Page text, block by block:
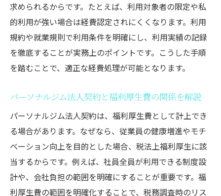
求められるからです。たとえば、利用対象者の限定や私
的利用が強い場合は経費認定されにくくなります。利用
規約や就業規則で利用条件を明確にし、利用実績の記録
を徹底することが実務上のポイントです。こうした手順
を踏むことで、適正な経費処理が可能となります。
パーソナルジム法人契約と福利厚生費の関係を解説
パーソナルジム法人契約は、福利厚生費として計上でき
る場合があります。なぜなら、従業員の健康増進やモチ
ベーション向上を目的とした場合、税法上福利厚生に該
当するからです。例えば、社員全員が利用できる制度設
計や、会社負担の範囲を明確にすることが重要です。福
利厚生費の範囲を明確化することで、税務調査時のリス